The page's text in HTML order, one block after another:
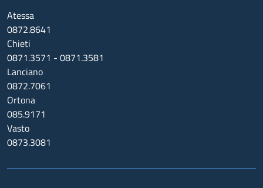
Atessa
0872.8641
Chieti
0871.3571 - 0871.3581
Lanciano
0872.7061
Ortona
085.9171
Vasto
0873.3081